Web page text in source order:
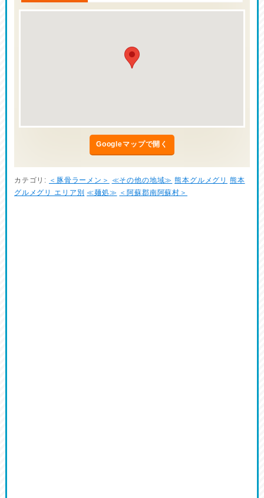
Googleマップで開く
カテゴリ: ＜豚骨ラーメン＞ ≪その他の地域≫ 熊本グルメグリ 熊本
グルメグリ エリア別 ≪麺処≫ ＜阿蘇郡南阿蘇村＞